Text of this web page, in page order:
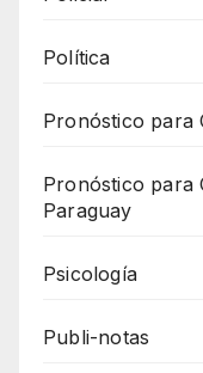
Política
Pronóstico para
Pronóstico para
Paraguay
Psicología
Publi-notas